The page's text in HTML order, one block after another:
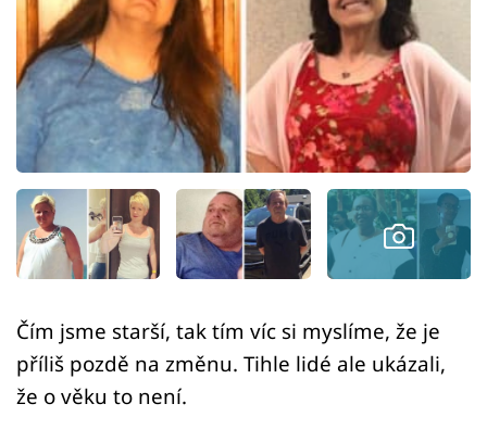
Sex a vztahy
Videa
Sledujte prima+
Přihlášení
Sledujte nás
Čím jsme starší, tak tím víc si myslíme, že je
příliš pozdě na změnu. Tihle lidé ale ukázali,
že o věku to není.